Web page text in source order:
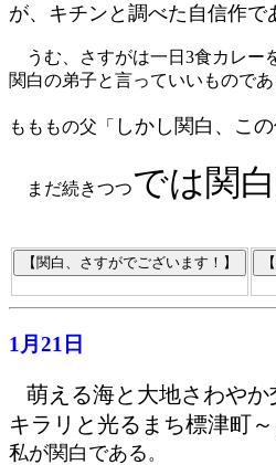
が、キチンと調べた自信作で
うむ、さすがは一日3食カレー
関白の弟子と言っていいものであ
もももの父「 しかし関白、こ
まだ続きつつでは関
1月21日
萌える海と大地さわや
キラリと光るまち標津町～
私が関白である 。